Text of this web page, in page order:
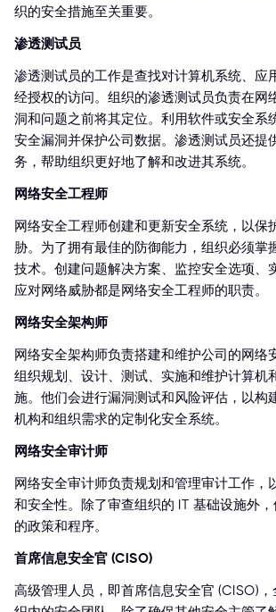
织的安全措施至关重要。
渗透测试员
渗透测试员的工作是查找对计算机系统、应
经授权的访问。组织的渗透测试员负责在网
洞和问题之前将其定位。利用软件或安全系
安全漏洞并保护公司数据。渗透测试员还提
务，帮助组织更好地了解和改进其系统。
网络安全工程师
网络安全工程师创建和更新安全系统，以保
胁。为了拥有最佳的防御能力，组织必须掌
技术。创建问题解决方案、监控安全选项、
应对网络威胁都是网络安全工程师的职责。
网络安全架构师
网络安全架构师负责搭建和维护公司的网络
组织规划、设计、测试、实施和维护计算机
施。他们会进行漏洞测试和风险评估，以构
机构和组织需求的定制化安全系统。
网络安全审计师
网络安全审计师负责规划和管理审计工作，
和安全性。除了审查组织的 IT 基础设施外
的政策和程序。
首席信息安全官 (CISO)
高级管理人员，即首席信息安全官 (CISO)